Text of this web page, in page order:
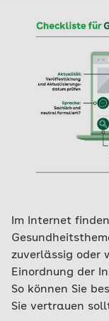
Im Internet
zuverlässig oder
Einordnung der
So können Sie
Sie vertrauen